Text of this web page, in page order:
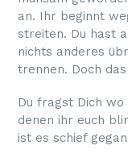
an. Ihr beginnt
streiten. Du hast
nichts anderes
trennen. Doch
Du fragst Dich
denen ihr euch
ist es schief